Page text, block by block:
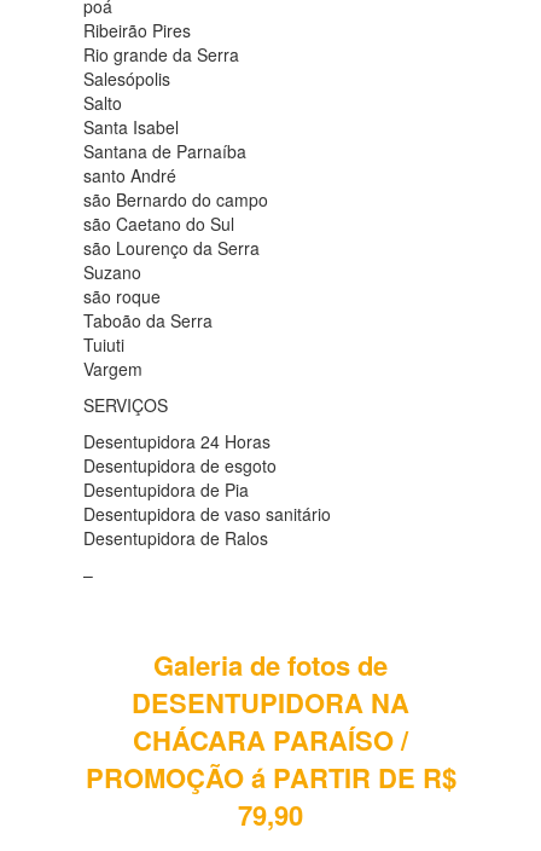
poá
Ribeirão Pires
Rio grande da Serra
Salesópolis
Salto
Santa Isabel
Santana de Parnaíba
santo André
são Bernardo do campo
são Caetano do Sul
são Lourenço da Serra
Suzano
são roque
Taboão da Serra
Tuiuti
Vargem
SERVIÇOS
Desentupidora 24 Horas
Desentupidora de esgoto
Desentupidora de Pia
Desentupidora de vaso sanitário
Desentupidora de Ralos
–
Galeria de fotos de
DESENTUPIDORA NA
CHÁCARA PARAÍSO /
PROMOÇÃO á PARTIR DE R$
79,90